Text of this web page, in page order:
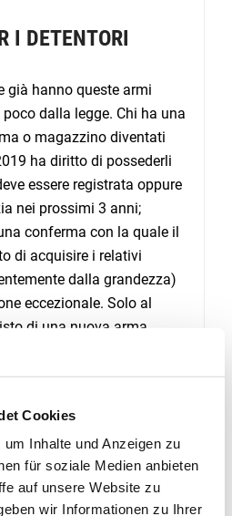
Cookies
Inhalte und Anzeigen zu
für soziale Medien anbieten
auf unsere Website zu
wir Informationen zu Ihrer
I DETENTORI
già hanno queste armi
dalla legge. Chi ha una
o magazzino diventati
ha diritto di possederli
essere registrata oppure
nei prossimi 3 anni;
conferma con la quale il
di acquisire i relativi
dalla grandezza)
eccezionale. Solo al
di una nuova arma
Chi sostituisce
eccezionale per i
arma entro i tre anni,
viene sequestrata. In